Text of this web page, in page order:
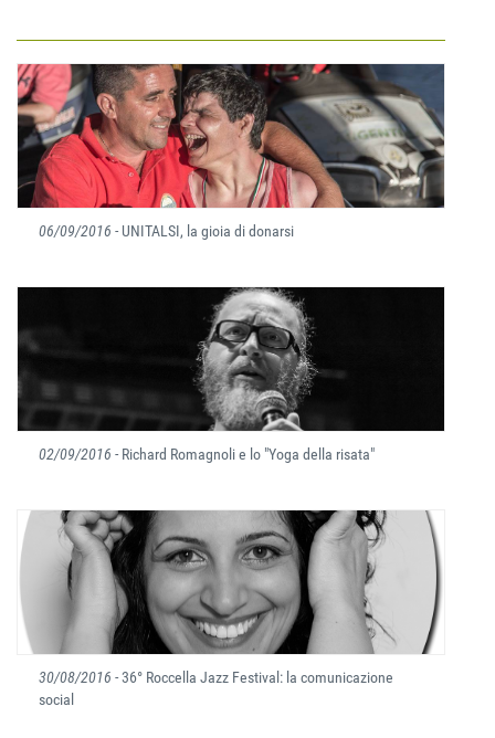
06/09/2016 - UNITALSI, la gioia di donarsi
02/09/2016 - Richard Romagnoli e lo "Yoga della risata"
30/08/2016 - 36° Roccella Jazz Festival: la comunicazione
social